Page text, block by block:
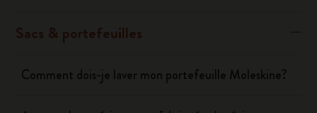
Sacs & portefeuilles
Comment dois-je laver mon portefeuille Moleskine?